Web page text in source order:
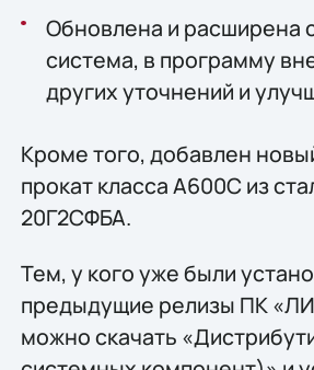
Обновлена и расширена
система, в программу
других уточнений и
Кроме того, добавлен
прокат класса А600С из
20Г2СФБА.
Тем, у кого уже были
предыдущие релизы ПК
можно скачать